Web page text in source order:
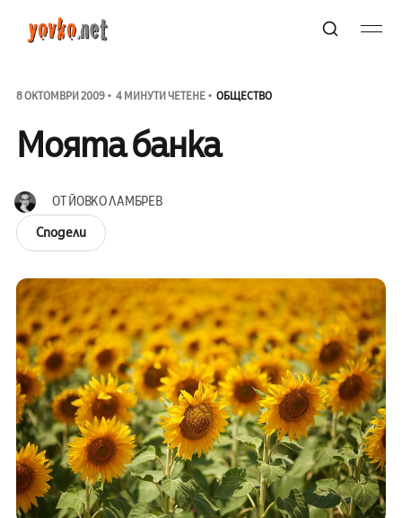
8 ОКТОМВРИ 2009 4 МИНУТИ ЧЕТЕНЕ ОБЩЕСТВО
Моята банка
ОТЙОВКО ЛАМБРЕВ
Сподели